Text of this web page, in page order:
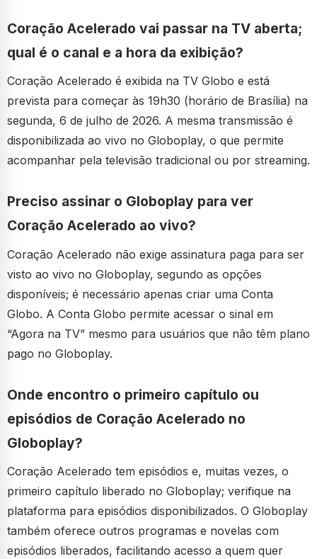
Coração Acelerado vai passar na TV aberta;
qual é o canal e a hora da exibição?
Coração Acelerado é exibida na TV Globo e está
prevista para começar às 19h30 (horário de Brasília) na
segunda, 6 de julho de 2026. A mesma transmissão é
disponibilizada ao vivo no Globoplay, o que permite
acompanhar pela televisão tradicional ou por streaming.
Preciso assinar o Globoplay para ver
Coração Acelerado ao vivo?
Coração Acelerado não exige assinatura paga para ser
visto ao vivo no Globoplay, segundo as opções
disponíveis; é necessário apenas criar uma Conta
Globo. A Conta Globo permite acessar o sinal em
“Agora na TV” mesmo para usuários que não têm plano
pago no Globoplay.
Onde encontro o primeiro capítulo ou
episódios de Coração Acelerado no
Globoplay?
Coração Acelerado tem episódios e, muitas vezes, o
primeiro capítulo liberado no Globoplay; verifique na
plataforma para episódios disponibilizados. O Globoplay
também oferece outros programas e novelas com
episódios liberados, facilitando acesso a quem quer